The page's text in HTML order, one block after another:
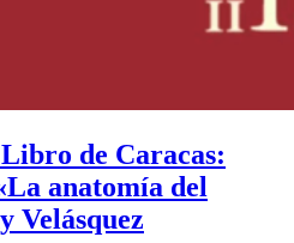
de Caracas:
anatomía del
Velásquez